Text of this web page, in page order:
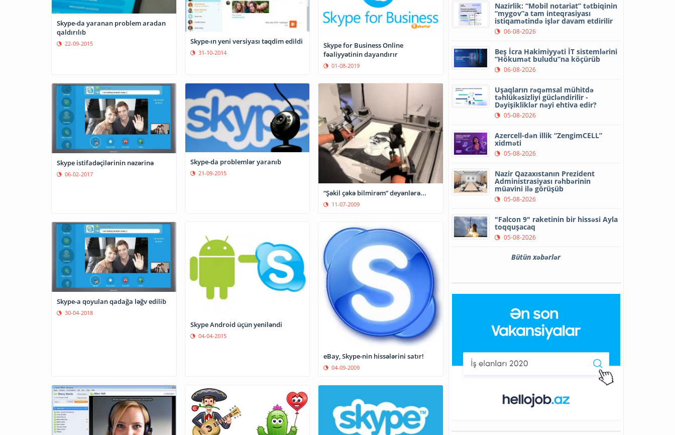
Skype-da yaranan problem aradan
qaldırılıb
22-09-2015 Skype-ın yeni versiyası təqdim edildi
31-10-2014
Skype for Business Online
fəaliyyətinin dayandırır
01-08-2019
Skype istifadəçilərinin nəzərinə
06-02-2017
Skype-da problemlər yaranıb
21-09-2015
“Şəkil çəkə bilmirəm” deyənlərə...
11-07-2009
Skype-a qoyulan qadağa ləğv edilib
30-04-2018
Skype Android üçün yeniləndi
04-04-2015
eBay, Skype-nin hissələrini satır!
04-09-2009
Nazirlik: “Mobil notariat” tətbiqinin
“mygov”a tam inteqrasiyası
istiqamətində işlər davam etdirilir
06-08-2026
Beş İcra Hakimiyyəti İT sistemlərini
“Hökumət buludu”na köçürüb
06-08-2026
Uşaqların rəqəmsal mühitdə
təhlükəsizliyi gücləndirilir -
Dəyişikliklər nəyi ehtiva edir?
05-08-2026
Azercell-dən illik “ZengimCELL”
xidməti
05-08-2026
Nazir Qazaxıstanın Prezident
Administrasiyası rəhbərinin
müavini ilə görüşüb
05-08-2026
"Falcon 9" raketinin bir hissəsi Ayla
toqquşacaq
05-08-2026
Bütün xəbərlər